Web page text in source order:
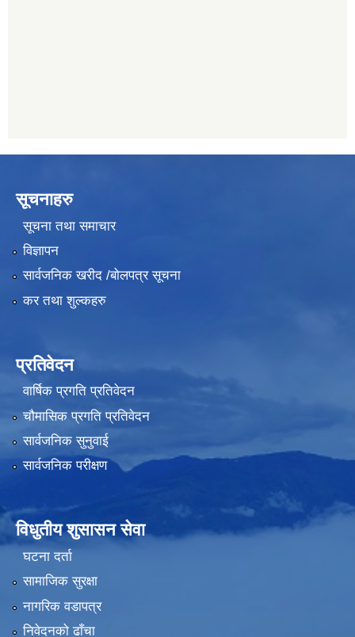
सूचनाहरु
सूचना तथा समाचार
विज्ञापन
सार्वजनिक खरीद /बोलपत्र सूचना
कर तथा शुल्कहरु
प्रतिवेदन
वार्षिक प्रगति प्रतिवेदन
चौमासिक प्रगति प्रतिवेदन
सार्वजनिक सुनुवाई
सार्वजनिक परीक्षण
विधुतीय शुसासन सेवा
घटना दर्ता
सामाजिक सुरक्षा
नागरिक वडापत्र
निवेदनको ढाँचा